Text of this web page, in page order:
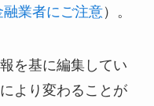
業者にご注意）。
を基に編集してい
より変わることが